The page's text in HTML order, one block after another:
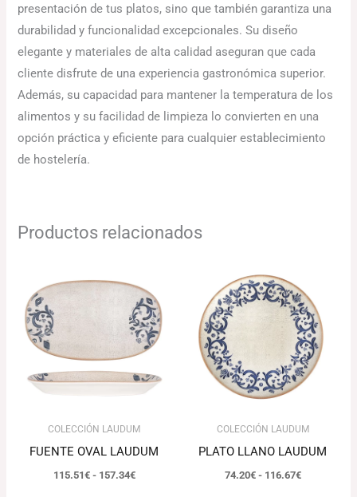
presentación de tus platos, sino que también garantiza una
durabilidad y funcionalidad excepcionales. Su diseño
elegante y materiales de alta calidad aseguran que cada
cliente disfrute de una experiencia gastronómica superior.
Además, su capacidad para mantener la temperatura de los
alimentos y su facilidad de limpieza lo convierten en una
opción práctica y eficiente para cualquier establecimiento
de hostelería.
Productos relacionados
COLECCIÓN LAUDUM
FUENTE OVAL LAUDUM
115.51€ - 157.34€
precios:
desde
115.51€
hasta
157.34€
COLECCIÓN LAUDUM
PLATO LLANO LAUDUM
74.20€ - 116.67€
precios:
desde
74.20€
hasta
116.67€